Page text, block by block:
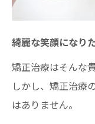
綺麗な笑顔になりた
矯正治療はそんな
しかし、矯正治療
はありません。